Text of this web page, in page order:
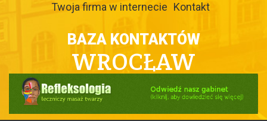
Twoja firma w internecie Kontakt
BAZA KONTAKTÓW
WROCŁAW